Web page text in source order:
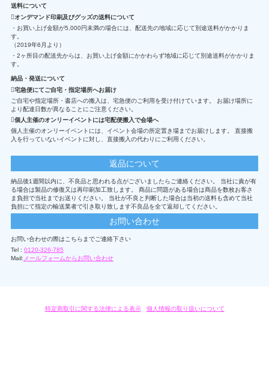
送料について
オンデマンド印刷及びグッズの送料について
・お買い上げ金額が5,000円未満の場合には、配送先の地域に応じて別途送料がかかりま
す。
（2019年6月より）
・2ヶ所目の配送先からは、お買い上げ金額にかかわらず地域に応じて別途送料がかかりま
す。
納品・発送について
宅急便にてご自宅・指定場所へお届け
ご自宅や指定場所・書店への搬入は、宅急便のご利用を受け付けています。 お届け場所に
より配達日数が異なることにご注意ください。
個人主催のオンリーイベントには宅配便搬入で会場へ
個人主催のオンリーイベントには、イベント会場の所定置き場までお届けします。 直接搬
入を行っていないイベントに対し、直接搬入の代わりにご利用ください。
返品について
納品後1週間以内に、不良品と思われる点がございましたらご連絡ください。 当社に責が有
る場合は製品の修復又は再印刷加工致します。 商品に問題がある場合は商品を数枚お客さ
ま負担で当社までお送りください。 当社が不良と判断した場合は当初の送料も含めて当社
負担にて指定の輸送業者で引き取り致します不良品を全て返却してください。
お問い合わせ
お問い合わせの際はこちらまでご連絡下さい
Tel : 0120-326-785
Mail: メールフォームからお問い合わせ
特定商取引に関する法律による表示/ 個人情報の取り扱いについて